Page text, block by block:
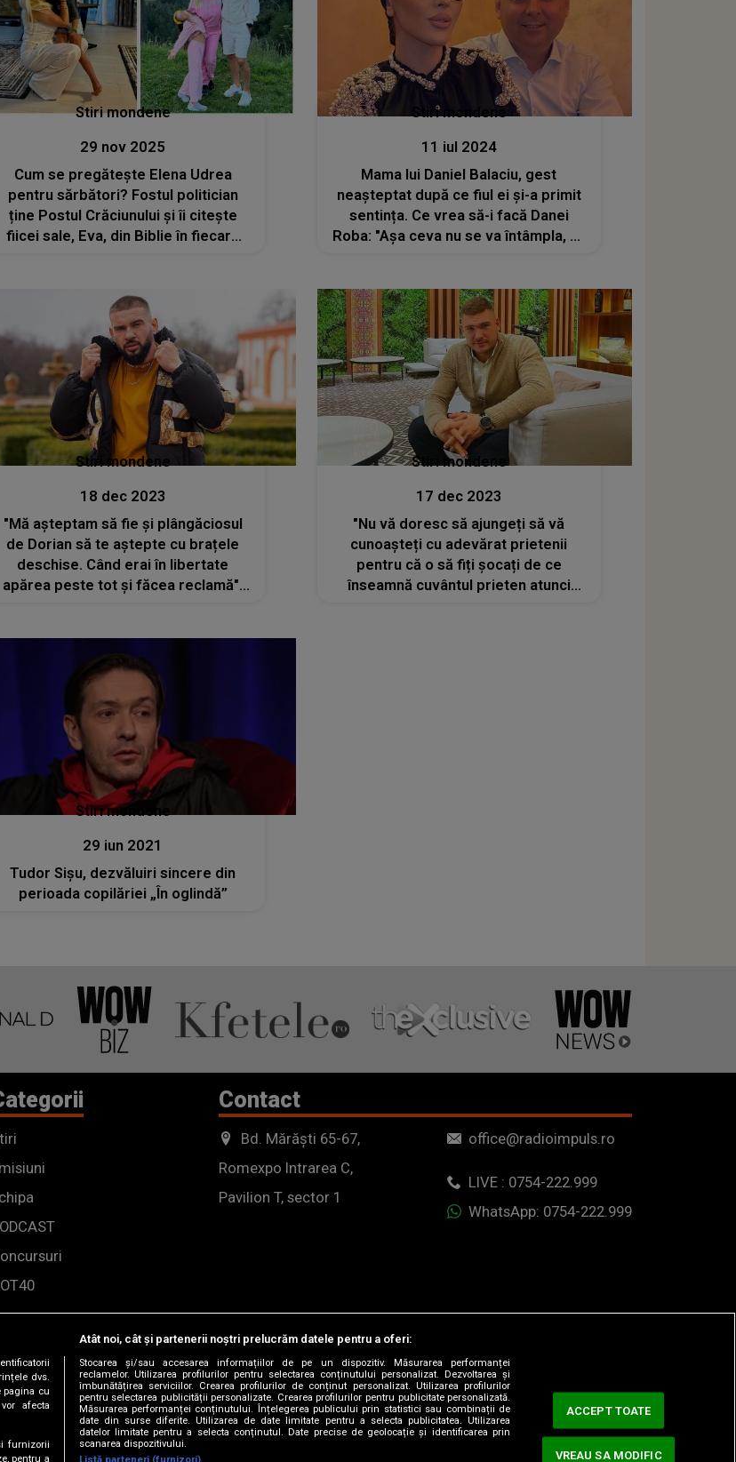
Stiri mondene
29 nov 2025
Cum se pregătește Elena Udrea
pentru sărbători? Fostul politician
ține Postul Crăciunului și îi citește
fiicei sale, Eva, din Biblie în fiecare
Stiri mondene
11 iul 2024
Mama lui Daniel Balaciu, gest
neașteptat după ce fiul ei și-a primit
sentința. Ce vrea să-i facă Danei
Roba: "Așa ceva nu se va întâmpla, nu
Stiri mondene
18 dec 2023
"Mă așteptam să fie și plângăciosul
de Dorian să te aștepte cu brațele
deschise. Când erai în libertate
apărea peste tot și făcea reclamă".
Stiri mondene
17 dec 2023
"Nu vă doresc să ajungeți să vă
cunoașteți cu adevărat prietenii
pentru că o să fiți șocați de ce
înseamnă cuvântul prieten atunci
Stiri mondene
29 iun 2021
Tudor Sișu, dezvăluiri sincere din
perioada copilăriei „În oglindă”
Contact
Bd. Mărăști 65-67,
Romexpo Intrarea C,
Pavilion T, sector 1
office@radioimpuls.ro
LIVE : 0754-222.999
WhatsApp: 0754-222.999
dvs.
pagina cu
afecta
furnizorii
pentru a
Atât noi, cât și partenerii noștri prelucrăm datele pentru a oferi:
Stocarea și/sau accesarea informațiilor de pe un dispozitiv. Măsurarea performanței
reclamelor. Utilizarea profilurilor pentru selectarea conținutului personalizat. Dezvoltarea și
îmbunătățirea serviciilor. Crearea profilurilor de conținut personalizat. Utilizarea profilurilor
pentru selectarea publicității personalizate. Crearea profilurilor pentru publicitate personalizată.
Măsurarea performanței conținutului. Înțelegerea publicului prin statistici sau combinații de
date din surse diferite. Utilizarea de date limitate pentru a selecta publicitatea. Utilizarea
datelor limitate pentru a selecta conținutul. Date precise de geolocație și identificarea prin
scanarea dispozitivului.
ACCEPT TOATE
VREAU SA MODIFIC